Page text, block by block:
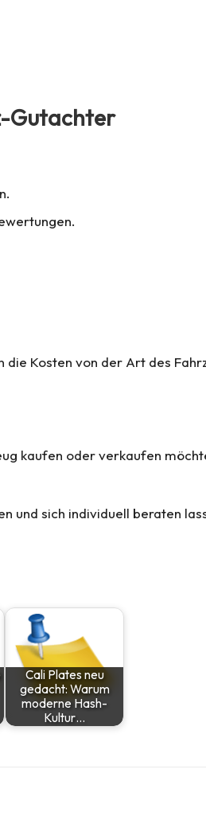
Gutachter
Kosten von der Art des
kaufen oder verkaufen
und sich individuell beraten
Cali Plates neu
gedacht: Warum
moderne Hash-
Kultur…